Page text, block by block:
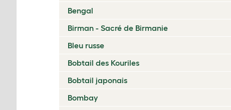
Bengal
Birman - Sacré de Birmanie
Bleu russe
Bobtail des Kouriles
Bobtail japonais
Bombay